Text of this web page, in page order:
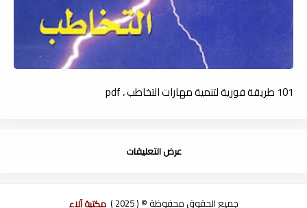
101 طريقة فورية لتنمية مهارات التخاطب ، pdf
عرض التعليقات
جميع الحقوق محفوظة © ( 2025 ) مكتبة آلاء